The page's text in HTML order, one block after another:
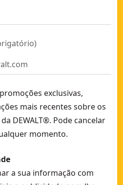
)
exclusivas,
mais recentes sobre os
DEWALT®. Pode cancelar
momento.
a sua informação com